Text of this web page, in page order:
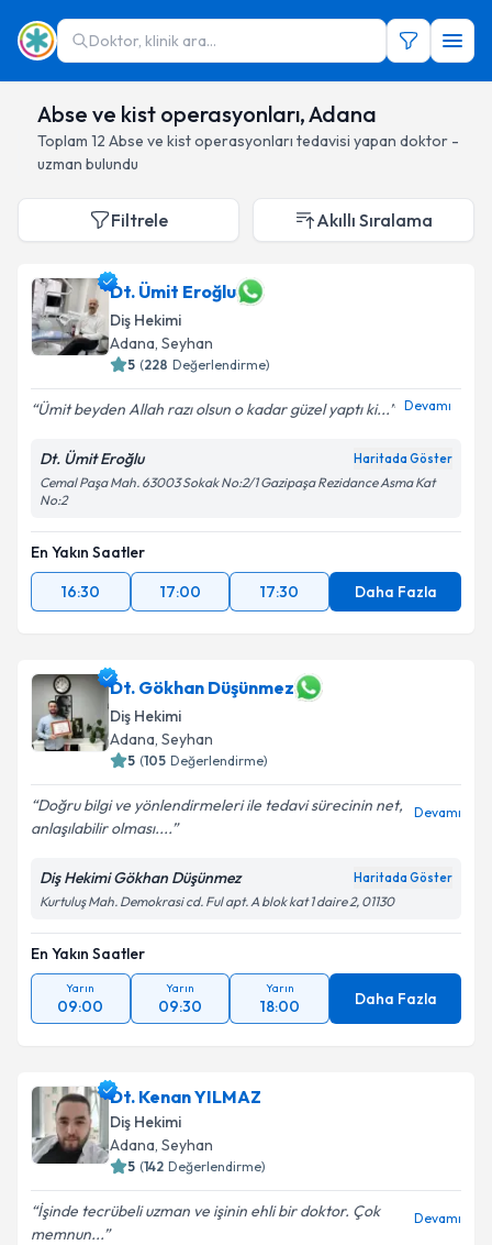
Doktor, klinik ara...
Abse ve kist operasyonları, Adana
Toplam 12 Abse ve kist operasyonları tedavisi yapan doktor -
uzman bulundu
Filtrele Akıllı Sıralama
Dt. Ümit Eroğlu
Diş Hekimi
Adana, Seyhan
5 (228 Değerlendirme)
Ümit beyden Allah razı olsun o kadar güzel yaptı ki... Devamı
Dt. Ümit Eroğlu Haritada Göster
Cemal Paşa Mah. 63003 Sokak No:2/1 Gazipaşa Rezidance Asma Kat
No:2
En Yakın Saatler
16:30
17:00 17:30 Daha Fazla
Dt. Gökhan Düşünmez
Diş Hekimi
Adana, Seyhan
5 (105 Değerlendirme)
Doğru bilgi ve yönlendirmeleri ile tedavi sürecinin net,
anlaşılabilir olması....
Devamı
Diş Hekimi Gökhan Düşünmez Haritada Göster
Kurtuluş Mah. Demokrasi cd. Ful apt. A blok kat 1 daire 2, 01130
En Yakın Saatler
Yarın
09:00
Yarın
09:30
Yarın
18:00 Daha Fazla
Dt. Kenan YILMAZ
Diş Hekimi
Adana, Seyhan
5 (142 Değerlendirme)
İşinde tecrübeli uzman ve işinin ehli bir doktor. Çok
memnun...
Devamı